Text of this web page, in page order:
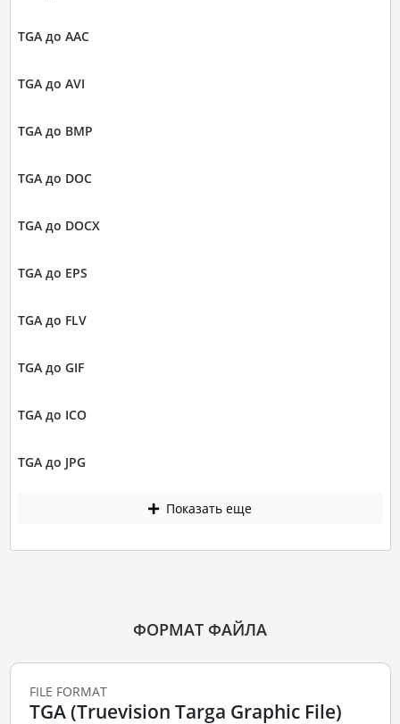
TGA до AAC
TGA до AVI
TGA до BMP
TGA до DOC
TGA до DOCX
TGA до EPS
TGA до FLV
TGA до GIF
TGA до ICO
TGA до JPG
Показать еще
ФОРМАТ ФАЙЛА
FILE FORMAT
TGA (Truevision Targa Graphic File)